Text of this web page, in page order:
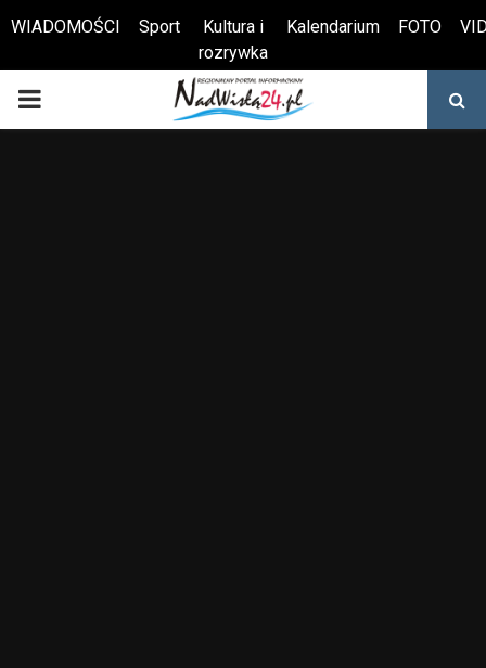
Otwórz pasek narzędzi
WIADOMOŚCI Sport
Kultura i
rozrywka
Kalendarium FOTO
PRIMARY